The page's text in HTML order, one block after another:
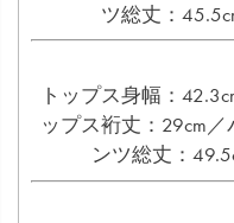
ツ総丈：
トップス身幅：
ップス裄丈：29cm
ンツ総丈：